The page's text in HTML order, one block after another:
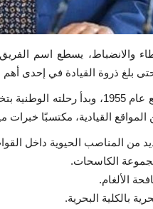
والانضباط، يسطع اسم
بلغ ذروة القيادة في إحدى أهم
القيادية، مكتسبًا خبرات
من المناصب الحيوية داخل
الكاسحات.
الألغام.
بالكلية البحرية.